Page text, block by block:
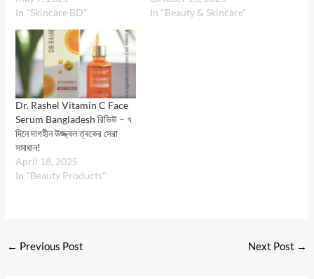
In "Skincare BD"
In "Beauty & Skincare"
Dr. Rashel Vitamin C Face
Serum Bangladesh রিভিউ – ৭
দিনে দাগহীন উজ্জ্বল ত্বকের সেরা
সমাধান!
April 18, 2025
In "Beauty Products"
← Previous Post Next Post →